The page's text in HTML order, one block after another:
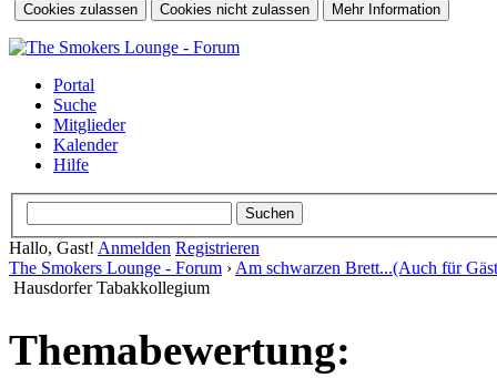
Portal
Suche
Mitglieder
Kalender
Hilfe
Hallo, Gast! Anmelden Registrieren
The Smokers Lounge - Forum › Am schwarzen Brett...(Auch für
Hausdorfer Tabakkollegium
Themabewertung: